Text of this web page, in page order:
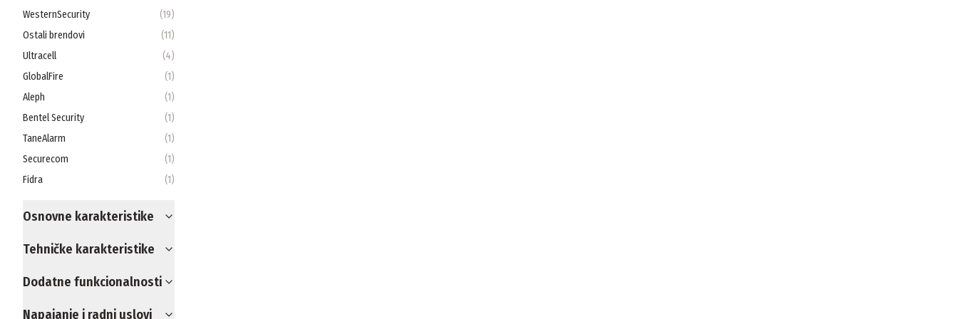
WesternSecurity
(19)
Ostali brendovi
(11)
Ultracell
(4)
GlobalFire
(1)
Aleph
(1)
Bentel Security
(1)
TaneAlarm
(1)
Securecom
(1)
Fidra
(1)
Osnovne karakteristike
Tehničke karakteristike
Dodatne funkcionalnosti
Napajanje i radni uslovi